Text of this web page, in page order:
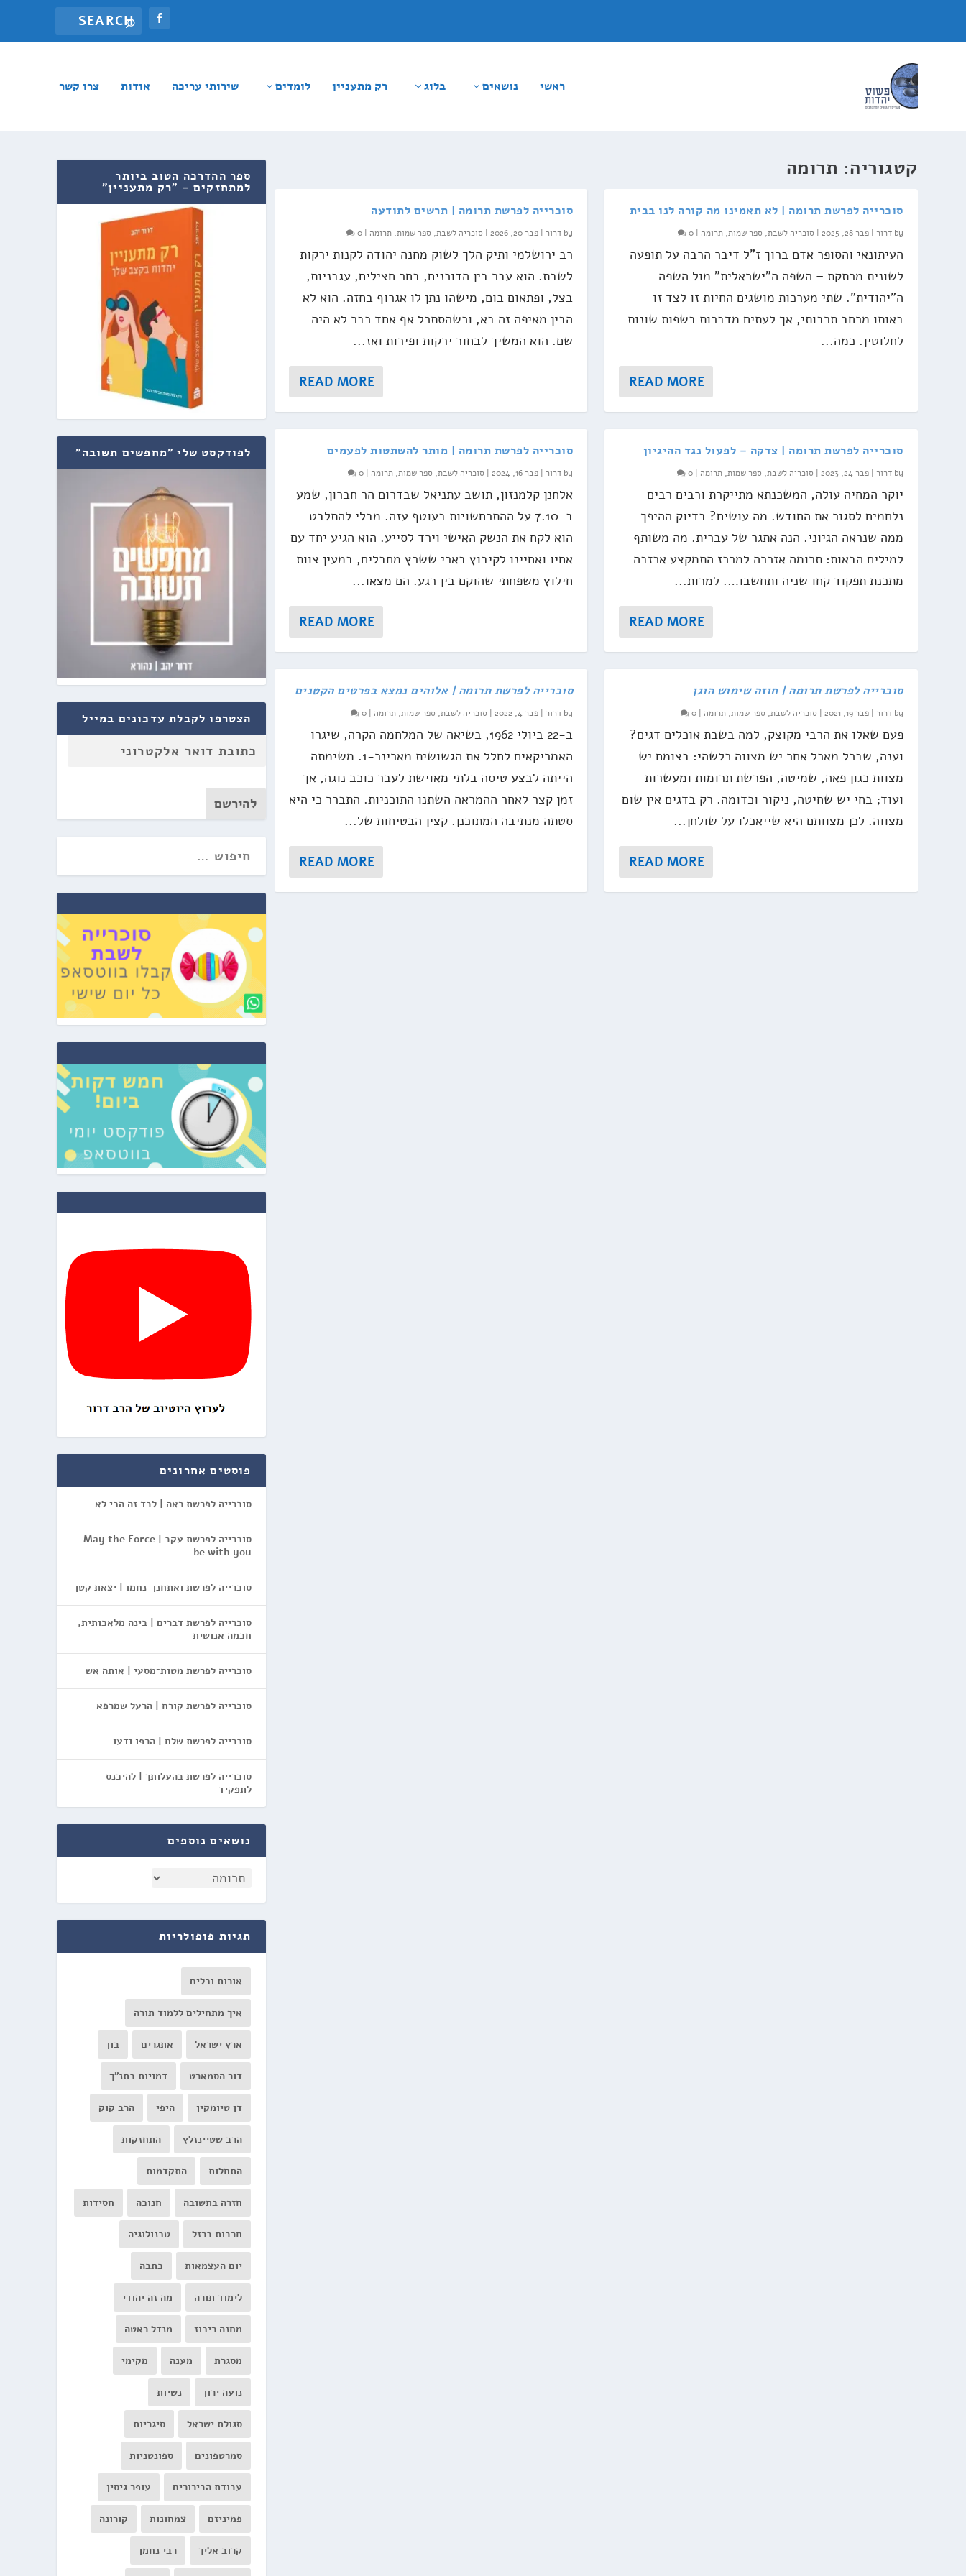
ראשי נושאים בלוג רק מתעניין לומדים שירותי עריכה אודות צרו קשר
קטגוריה: תרומה
סוכרייה לפרשת תרומה | תרשים לתודעה
by דרור| פבר 20, 2026 | סוכריה לשבת, ספר שמות, תרומה |
0
רב ירושלמי ותיק הלך לשוק מחנה יהודה לקנות ירקות
לשבת. הוא עבר בין הדוכנים, בחר חצילים, עגבניות,
בצל, ופתאום בום, מישהו נתן לו אגרוף בחזה. הוא לא
הבין מאיפה זה בא, וכשהסתכל אף אחד כבר לא היה
שם. הוא המשיך לבחור ירקות ופירות ואז...
READ MORE
סוכרייה לפרשת תרומה | מותר להשתטות לפעמים
by דרור| פבר 16, 2024 | סוכריה לשבת, ספר שמות, תרומה |
0
אלחנן קלמנזון, תושב עתניאל שבדרום הר חברון, שמע
ב-7.10 על ההתרחשויות בעוטף עזה. מבלי להתלבט
הוא לקח את הנשק האישי וירד לסייע. הוא הגיע יחד עם
אחיו ואחיינו לקיבוץ בארי ששרץ מחבלים, במעין צוות
חילוץ משפחתי שהוקם בין רגע. הם מצאו...
READ MORE
סוכרייה לפרשת תרומה | אלוהים נמצא בפרטים הקטנים
by דרור| פבר 4, 2022 | סוכריה לשבת, ספר שמות, תרומה |
0
ב-22 ביולי 1962, בשיאה של המלחמה הקרה, שיגרו
האמריקאים לחלל את הגשושית מארינר-1. משימתה
הייתה לבצע טיסה בלתי מאוישת לעבר כוכב נוגה, אך
זמן קצר לאחר ההמראה השתנו התוכניות. התברר כי היא
סטתה מנתיבה המתוכנן. קצין הבטיחות של...
READ MORE
סוכרייה לפרשת תרומה | לא תאמינו מה קורה לנו בבית
by דרור |פבר 28, 2025 | סוכריה לשבת, ספר שמות,תרומה |
0
העיתונאי והסופר אדם ברוך ז"ל דיבר הרבה על תופעה
לשונית מרתקת – השפה ה"ישראלית" מול השפה
ה"יהודית". שתי מערכות מושגים החיות זו לצד זו
באותו מרחב תרבותי, אך לעתים מדברות בשפות שונות
לחלוטין. כמה...
READ MORE
סוכרייה לפרשת תרומה | צדקה – לפעול נגד ההיגיון
by דרור |פבר 24, 2023 | סוכריה לשבת, ספר שמות,תרומה |
0
יוקר המחיה עולה, המשכנתא מתייקרת ורבים רבים
נלחמים לסגור את החודש. מה עושים? בדיוק ההיפך
ממה שנראה הגיוני. הנה אתגר של עברית. מה משותף
למילים הבאות: תרומה אזכרה למרכז התמקצע אכזבה
מתכנת תפקוד קחו שניה ותחשבו…. למרות...
READ MORE
סוכרייה לפרשת תרומה | חוזה שימוש הוגן
by דרור |פבר 19, 2021 | סוכריה לשבת, ספר שמות,תרומה |
0
פעם שאלו את הרבי מקוצק, למה בשבת אוכלים דגים?
וענה, שבכל מאכל אחר יש מצווה כלשהי: בצומח יש
מצוות כגון פאה, שמיטה, הפרשת תרומות ומעשרות
ועוד; בחי יש שחיטה, ניקור וכדומה. רק בדגים אין שום
מצווה. לכן מצוותם היא שייאכלו על שולחן...
READ MORE
ספר ההדרכה הטוב ביותר
למתחזקים – "רק מתעניין"
לפודקסט שלי "מחפשים תשובה"
הצטרפו לקבלת עדכונים במייל
להירשם
פוסטים אחרונים
סוכרייה לפרשת ראה | לבד זה הכי לא
סוכרייה לפרשת עקב | May the Force
be with you
סוכרייה לפרשת ואתחנן-נחמו | יצאת קטן
סוכרייה לפרשת דברים | בינה מלאכותית,
חכמה אנושית
סוכרייה לפרשת מטות־מסעי | אותה אש
סוכרייה לפרשת קורח | הרעל שמרפא
סוכרייה לפרשת שלח | הרפו ודעו
סוכרייה לפרשת בהעלותך | להיכנס
לתפקיד
נושאים נוספים
תגיות פופולריות
אורות וכלים
איך מתחילים ללמוד תורה
ארץ ישראל אתגרים בון
דור הסמארט דמויות בתנ"ך
דן טיומקין היפי הרב קוק
הרב שטיינזלץ התחזקות
התחלות התקדמות
חזרה בתשובה חנוכה חסידות
חרבות ברזל טכנולוגיה
יום העצמאות כתבה
לימוד תורה מה זה יהודי
מחנה ריכוז מנדל ראטה
מסגרת מענה מקימי
נועה ירון נשיות
סגולת ישראל סיגריות
סמרטפונים ספונטניות
עבודת הבירורים עופר גיסין
פמיניזם צמחונות קורונה
קרוב אליך רבי נחמן